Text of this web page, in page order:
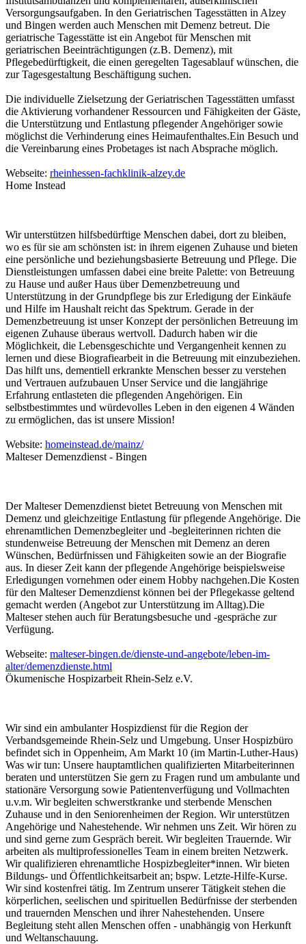
Versorgungsaufgaben. In den Geriatrischen Tagesstätten in Alzey
und Bingen werden auch Menschen mit Demenz betreut. Die
geriatrische Tagesstätte ist ein Angebot für Menschen mit
geriatrischen Beeinträchtigungen (z.B. Demenz), mit
Pflegebedürftigkeit, die einen geregelten Tagesablauf wünschen, die
zur Tagesgestaltung Beschäftigung suchen.
Die individuelle Zielsetzung der Geriatrischen Tagesstätten umfasst
die Aktivierung vorhandener Ressourcen und Fähigkeiten der Gäste,
die Unterstützung und Entlastung pflegender Angehöriger sowie
möglichst die Verhinderung eines Heimaufenthaltes.Ein Besuch und
die Vereinbarung eines Probetages ist nach Absprache möglich.
Webseite: rheinhessen-fachklinik-alzey.de
Home Instead
Wir unterstützen hilfsbedürftige Menschen dabei, dort zu bleiben,
wo es für sie am schönsten ist: in ihrem eigenen Zuhause und bieten
eine persönliche und beziehungsbasierte Betreuung und Pflege. Die
Dienstleistungen umfassen dabei eine breite Palette: von Betreuung
zu Hause und außer Haus über Demenzbetreuung und
Unterstützung in der Grundpflege bis zur Erledigung der Einkäufe
und Hilfe im Haushalt reicht das Spektrum. Gerade in der
Demenzbetreuung ist unser Konzept der persönlichen Betreuung im
eigenen Zuhause überaus wertvoll. Dadurch haben wir die
Möglichkeit, die Lebensgeschichte und Vergangenheit kennen zu
lernen und diese Biografiearbeit in die Betreuung mit einzubeziehen.
Das hilft uns, dementiell erkrankte Menschen besser zu verstehen
und Vertrauen aufzubauen Unser Service und die langjährige
Erfahrung entlasteten die pflegenden Angehörigen. Ein
selbstbestimmtes und würdevolles Leben in den eigenen 4 Wänden
zu ermöglichen, das ist unsere Mission!
Website: homeinstead.de/mainz/
Malteser Demenzdienst - Bingen
Der Malteser Demenzdienst bietet Betreuung von Menschen mit
Demenz und gleichzeitige Entlastung für pflegende Angehörige. Die
ehrenamtlichen Demenzbegleiter und -begleiterinnen richten die
stundenweise Betreuung der Menschen mit Demenz an deren
Wünschen, Bedürfnissen und Fähigkeiten sowie an der Biografie
aus. In dieser Zeit kann der pflegende Angehörige beispielsweise
Erledigungen vornehmen oder einem Hobby nachgehen.Die Kosten
für den Malteser Demenzdienst können bei der Pflegekasse geltend
gemacht werden (Angebot zur Unterstützung im Alltag).Die
Malteser stehen auch für Beratungsbesuche und -gespräche zur
Verfügung.
Webseite: malteser-bingen.de/dienste-und-angebote/leben-im-
alter/demenzdienste.html
Ökumenische Hospizarbeit Rhein-Selz e.V.
Wir sind ein ambulanter Hospizdienst für die Region der
Verbandsgemeinde Rhein-Selz und Umgebung. Unser Hospizbüro
befindet sich in Oppenheim, Am Markt 10 (im Martin-Luther-Haus)
Was wir tun: Unsere hauptamtlichen qualifizierten Mitarbeiterinnen
beraten und unterstützen Sie gern zu Fragen rund um ambulante und
stationäre Versorgung sowie Patientenverfügung und Vollmachten
u.v.m. Wir begleiten schwerstkranke und sterbende Menschen
Zuhause und in den Seniorenheimen der Region. Wir unterstützen
Angehörige und Nahestehende. Wir nehmen uns Zeit. Wir hören zu
und sind gerne zum Gespräch bereit. Wir begleiten Trauernde. Wir
arbeiten als multiprofessionelles Team in einem breiten Netzwerk.
Wir qualifizieren ehrenamtliche Hospizbegleiter*innen. Wir bieten
Bildungs- und Öffentlichkeitsarbeit an; bspw. Letzte-Hilfe-Kurse.
Wir sind kostenfrei tätig. Im Zentrum unserer Tätigkeit stehen die
körperlichen, seelischen und spirituellen Bedürfnisse der sterbenden
und trauernden Menschen und ihrer Nahestehenden. Unsere
Begleitung steht allen Menschen offen - unabhängig von Herkunft
und Weltanschauung.